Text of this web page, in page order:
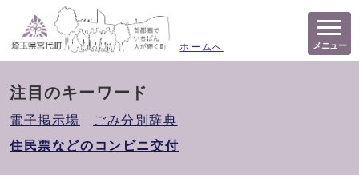
ホームへ メニュー
注目のキーワード
電子掲示場
ごみ分別辞典
住民票などのコンビニ交付